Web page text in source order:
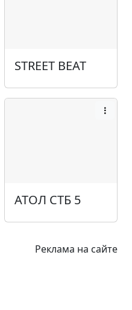
STREET BEAT
АТОЛ СТБ 5
Реклама на сайте